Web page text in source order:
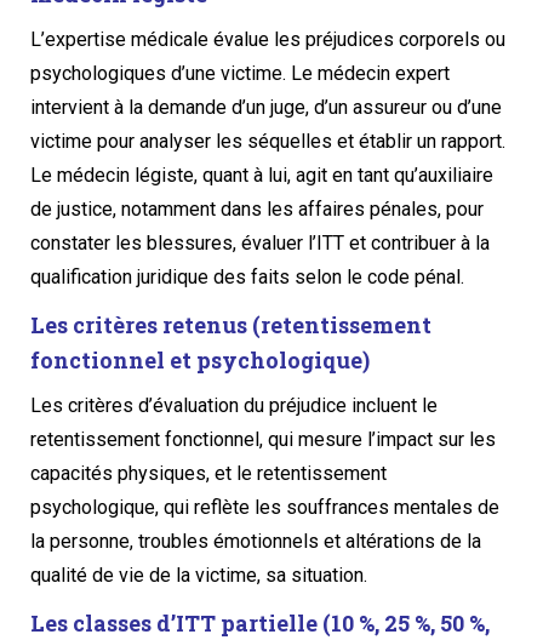
L’expertise médicale évalue les préjudices corporels ou
psychologiques d’une victime. Le médecin expert
intervient à la demande d’un juge, d’un assureur ou d’une
victime pour analyser les séquelles et établir un rapport.
Le médecin légiste, quant à lui, agit en tant qu’auxiliaire
de justice, notamment dans les affaires pénales, pour
constater les blessures, évaluer l’ITT et contribuer à la
qualification juridique des faits selon le code pénal.
Les critères retenus (retentissement
fonctionnel et psychologique)
Les critères d’évaluation du préjudice incluent le
retentissement fonctionnel, qui mesure l’impact sur les
capacités physiques, et le retentissement
psychologique, qui reflète les souffrances mentales de
la personne, troubles émotionnels et altérations de la
qualité de vie de la victime, sa situation.
Les classes d’ITT partielle (10 %, 25 %, 50 %,